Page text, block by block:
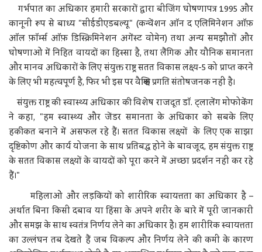
गर्भपात का अधिकार हमारी सरकारों द्वारा बीजिंग घोषणापत्र 1995 और
कानूनी रूप से बाध्य "सीईडीएडबल्यू" (कन्वेंशन ऑन द एलिमिनेशन ऑफ़
ऑल फ़ॉर्म्स ऑफ़ डिस्क्रिमिनेशन अगेंस्ट वोमेन) तथा अन्य समझौतों और
घोषणाओं में निहित वायदों का हिस्सा है, तथा लैंगिक और यौनिक समानता
और मानव अधिकारों के लिए संयुक्त राष्ट्र सतत विकास लक्ष्य-5 को प्राप्त करने
के लिए भी महत्वपूर्ण है, फिर भी इस पर वैश्विक प्रगति संतोषजनक नहीं है।
संयुक्त राष्ट्र की स्वास्थ्य अधिकार की विशेष राजदूत डॉ. ट्लालेंग मोफोकेंग
ने कहा, "हम स्वास्थ्य और जेंडर समानता के अधिकार को सबके लिए
हकीकत बनाने में असफल रहे हैं। सतत विकास लक्ष्यों के लिए एक साझा
दृष्टिकोण और कार्य योजना के साथ प्रतिबद्ध होने के बावजूद, हम संयुक्त राष्ट्र
के सतत विकास लक्ष्यों के वायदों को पूरा करने में अच्छा प्रदर्शन नहीं कर रहे
हैं।"
महिलाओं और लड़कियों को शारीरिक स्वायत्तता का अधिकार है –
अर्थात बिना किसी दबाव या हिंसा के अपने शरीर के बारे में पूरी जानकारी
और समझ के साथ स्वतंत्र निर्णय लेने का अधिकार है। हम शारीरिक स्वायत्तता
का उल्लंघन तब देखते हैं जब विकल्प और निर्णय लेने की कमी के कारण